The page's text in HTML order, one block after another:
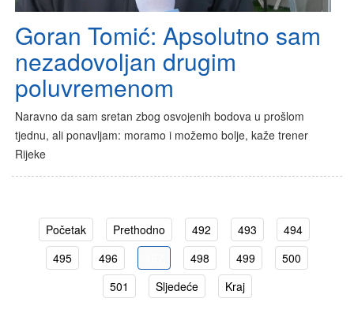
Goran Tomić: Apsolutno sam
nezadovoljan drugim
poluvremenom
Naravno da sam sretan zbog osvojenih bodova u prošlom
tjednu, ali ponavljam: moramo i možemo bolje, kaže trener
Rijeke
Početak Prethodno 492 493
494
495
496 498 499
500
501
Sljedeće Kraj